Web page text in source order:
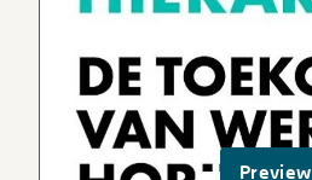
Preview